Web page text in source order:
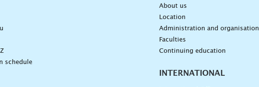
schedule
About us
Location
Administration and organisation
Faculties
Continuing education
INTERNATIONAL